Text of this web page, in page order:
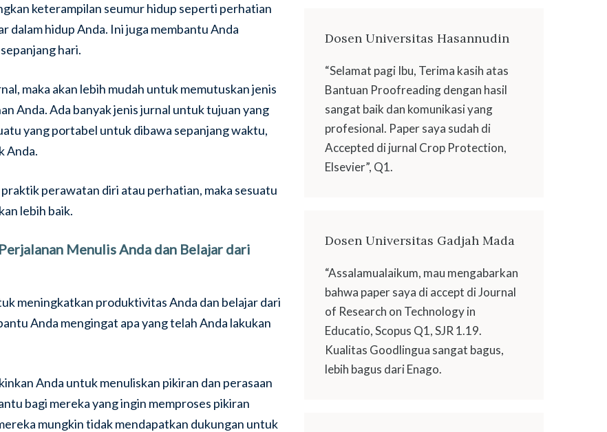
keterampilan seumur hidup seperti perhatian
dalam hidup Anda. Ini juga membantu Anda
hari.
maka akan lebih mudah untuk memutuskan jenis
Anda. Ada banyak jenis jurnal untuk tujuan yang
yang portabel untuk dibawa sepanjang waktu,
Anda.
perawatan diri atau perhatian, maka sesuatu
lebih baik.
Menulis Anda dan Belajar dari
meningkatkan produktivitas Anda dan belajar dari
Anda mengingat apa yang telah Anda lakukan
Anda untuk menuliskan pikiran dan perasaan
bagi mereka yang ingin memproses pikiran
mungkin tidak mendapatkan dukungan untuk
Dosen Universitas Hasannudin
“Selamat pagi Ibu, Terima kasih atas
Bantuan Proofreading dengan hasil
sangat baik dan komunikasi yang
profesional. Paper saya sudah di
Accepted di jurnal Crop Protection,
Elsevier”, Q1.
Dosen Universitas Gadjah Mada
“Assalamualaikum, mau mengabarkan
bahwa paper saya di accept di Journal
of Research on Technology in
Educatio, Scopus Q1, SJR 1.19.
Kualitas Goodlingua sangat bagus,
lebih bagus dari Enago.